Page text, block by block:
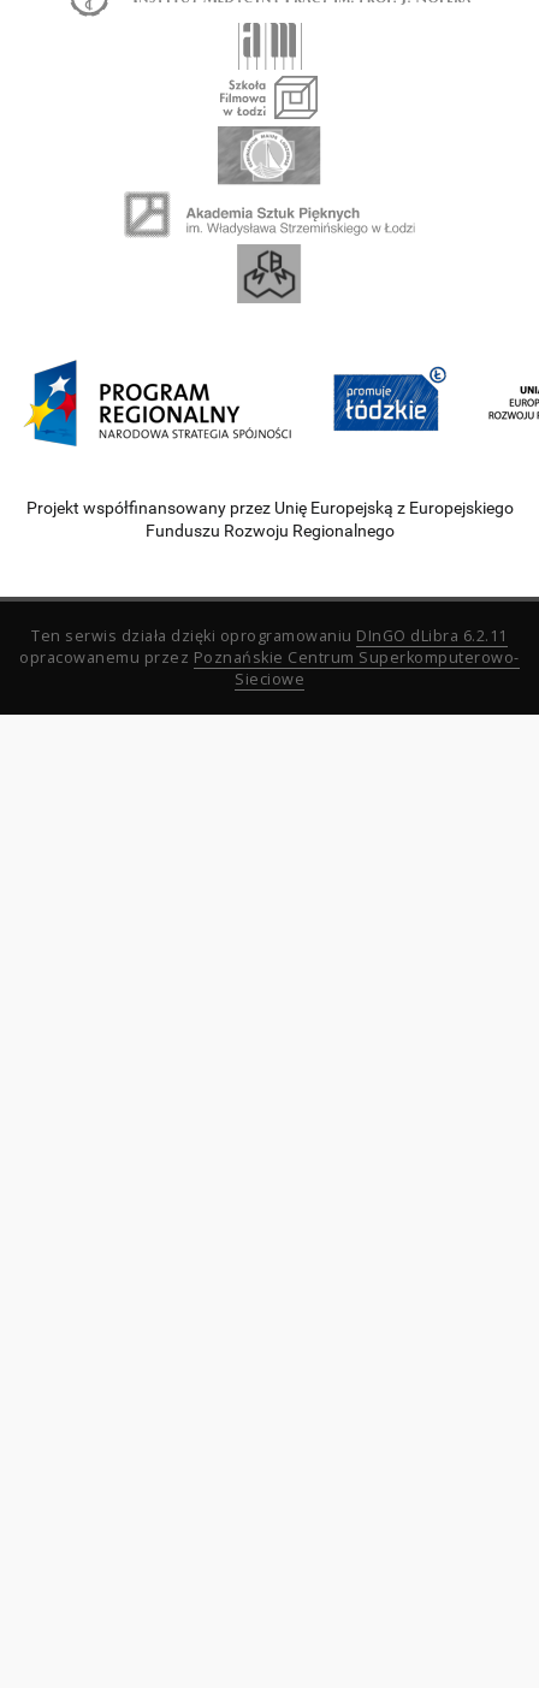
Projekt współfinansowany przez Unię Europejską z Europejskiego
Funduszu Rozwoju Regionalnego
Ten serwis działa dzięki oprogramowaniu DInGO dLibra 6.2.11
opracowanemu przez Poznańskie Centrum Superkomputerowo-
Sieciowe